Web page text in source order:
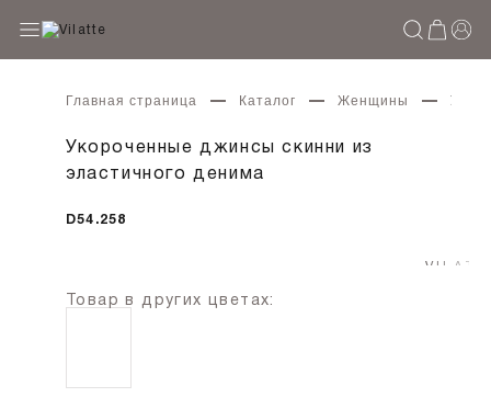
Главная страница Каталог Женщины
Укороченные джинсы скинни из
эластичного денима
D54.258
Товар в других цветах: